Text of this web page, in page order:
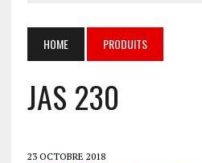
HOME PRODUITS
JAS 230
23 OCTOBRE 2018